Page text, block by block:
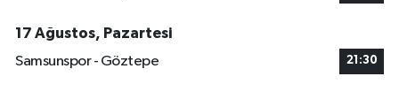
17 Ağustos, Pazartesi
Samsunspor - Göztepe
21:30